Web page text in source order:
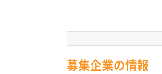
募集企業の情報